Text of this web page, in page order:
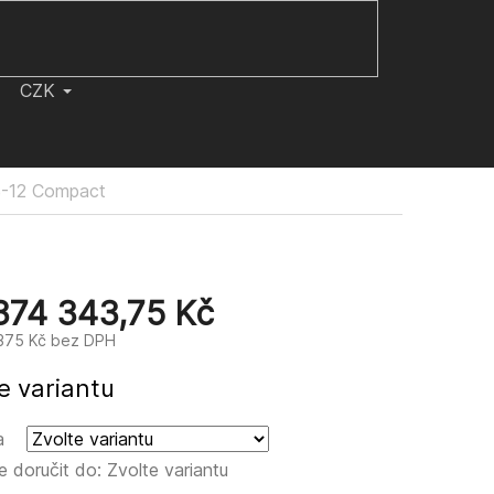
CZK
12 Compact
343,75 Kč
Kčbez DPH
variantu
doručit do: Zvolte variantu